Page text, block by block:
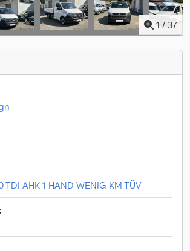
1 / 37
TDI AHK 1 HAND WENIG KM TÜV